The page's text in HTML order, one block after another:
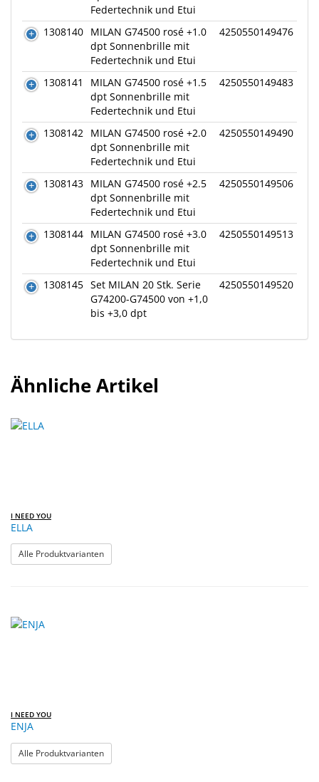
Federtechnik und Etui
1308140 MILAN G74500 rosé +1.0
dpt Sonnenbrille mit
Federtechnik und Etui
4250550149476
1308141
MILAN G74500 rosé +1.5
dpt Sonnenbrille mit
Federtechnik und Etui
4250550149483
1308142 MILAN G74500 rosé +2.0
dpt Sonnenbrille mit
Federtechnik und Etui
4250550149490
1308143 MILAN G74500 rosé +2.5
dpt Sonnenbrille mit
Federtechnik und Etui
4250550149506
1308144 MILAN G74500 rosé +3.0
dpt Sonnenbrille mit
Federtechnik und Etui
4250550149513
1308145 Set MILAN 20 Stk. Serie
G74200-G74500 von +1,0
bis +3,0 dpt
4250550149520
Ähnliche Artikel
I NEED YOU
ELLA
Alle Produktvarianten: ELLA
I NEED YOU
ENJA
Alle Produktvarianten: ENJA